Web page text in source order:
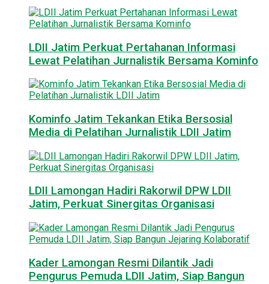
LDII Jatim Perkuat Pertahanan Informasi
Lewat Pelatihan Jurnalistik Bersama Kominfo
Kominfo Jatim Tekankan Etika Bersosial
Media di Pelatihan Jurnalistik LDII Jatim
LDII Lamongan Hadiri Rakorwil DPW LDII
Jatim, Perkuat Sinergitas Organisasi
Kader Lamongan Resmi Dilantik Jadi
Pengurus Pemuda LDII Jatim, Siap Bangun